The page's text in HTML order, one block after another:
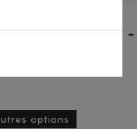
& Pepper -
options